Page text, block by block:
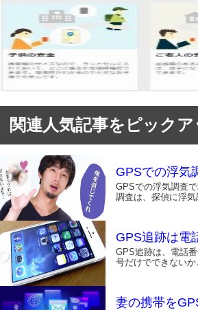
関連人気記事をピック
GPSでの浮気
GPSでの浮気調査
調査は、探偵に浮
GPS追跡は電
GPS追跡は、電話
号だけでできない
妻の携帯を